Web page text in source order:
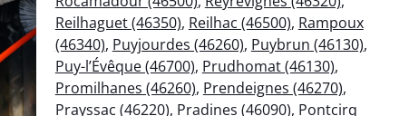
Reilhaguet (46350), Reilhac (46500), Rampoux
(46340), Puyjourdes (46260), Puybrun (46130),
Puy-l’Évêque (46700), Prudhomat (46130),
Promilhanes (46260), Prendeignes (46270),
Prayssac (46220), Pradines (46090), Pontcirq